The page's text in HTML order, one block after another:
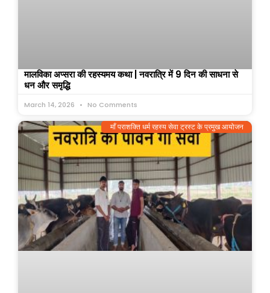
मालविका अप्सरा की रहस्यमय कथा | नवरात्रि में 9 दिन की साधना से
धन और समृद्धि
March 14, 2026 No Comments
माँ पराशक्ति धर्म रहस्य सेवा ट्रस्ट के प्रमुख आयोजन